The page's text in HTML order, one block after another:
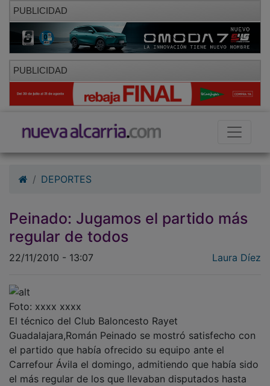
PUBLICIDAD
PUBLICIDAD
DEPORTES
Peinado: Jugamos el partido más
regular de todos
22/11/2010 - 13:07 Laura Díez
Foto: xxxx xxxx
El técnico del Club Baloncesto Rayet
Guadalajara,Román Peinado se mostró satisfecho con
el partido que había ofrecido su equipo ante el
Carrefour Ávila el domingo, admitiendo que había sido
el más regular de los que llevaban disputados hasta